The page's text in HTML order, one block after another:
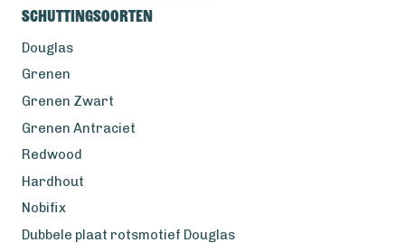
Schuttingsoorten
Douglas
Grenen
Grenen Zwart
Grenen Antraciet
Redwood
Hardhout
Nobifix
Dubbele plaat rotsmotief Douglas